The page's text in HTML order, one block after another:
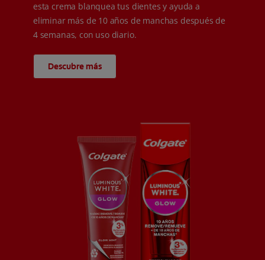
esta crema blanquea tus dientes y ayuda a
eliminar más de 10 años de manchas después de
4 semanas, con uso diario.
Descubre más